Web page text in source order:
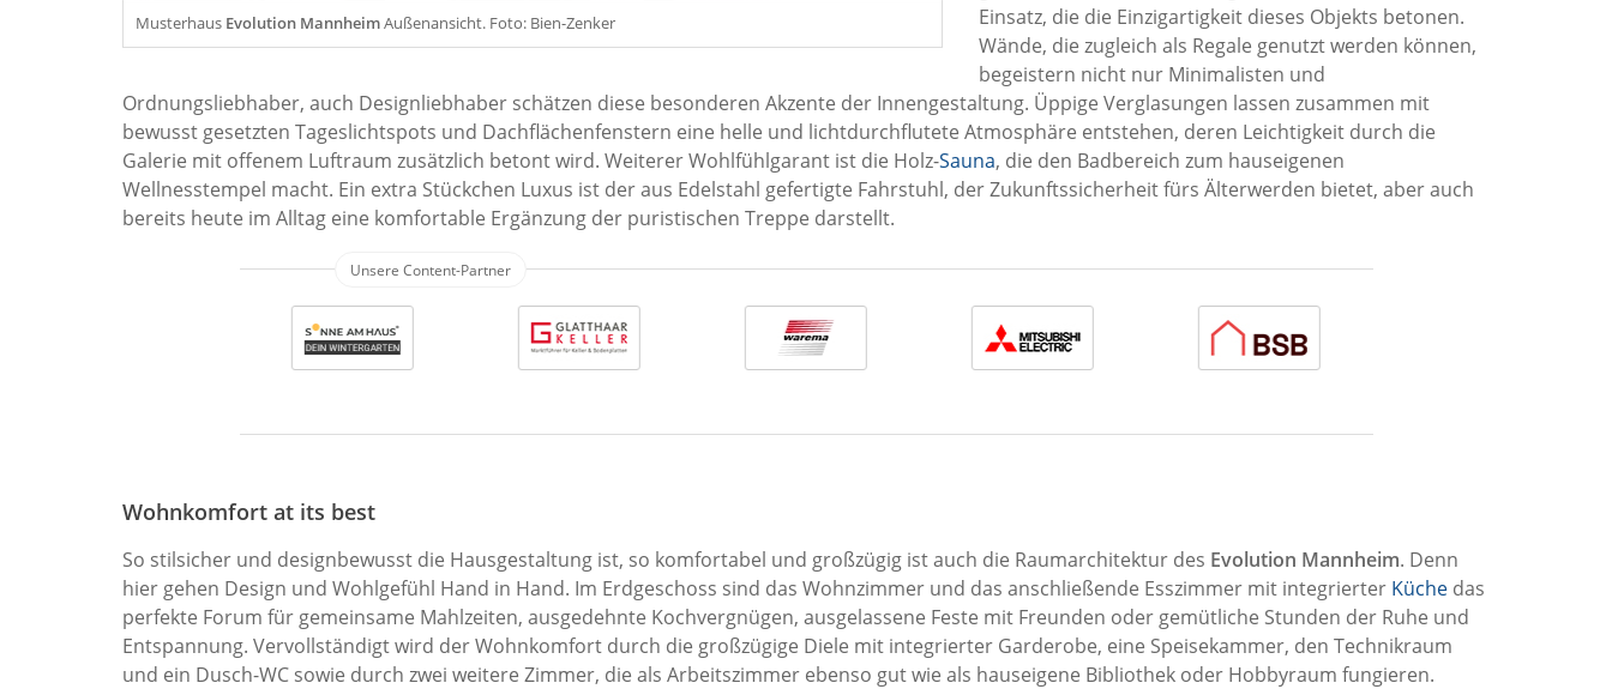
Musterhaus Evolution MannheimAußenansicht. Foto: Bien-Zenker
Einsatz, die die Einzigartigkeit dieses Objekts betonen.
Wände, die zugleich als Regale genutzt werden können,
begeistern nicht nur Minimalisten und
Ordnungsliebhaber, auch Designliebhaber schätzen diese besonderen Akzente der Innengestaltung. Üppige Verglasungen lassen zusammen mit
bewusst gesetzten Tageslichtspots und Dachflächenfenstern eine helle und lichtdurchflutete Atmosphäre entstehen, deren Leichtigkeit durch die
Galerie mit offenem Luftraum zusätzlich betont wird. Weiterer Wohlfühlgarant ist die Holz-Sauna, die den Badbereich zum hauseigenen
Wellnesstempel macht. Ein extra Stückchen Luxus ist der aus Edelstahl gefertigte Fahrstuhl, der Zukunftssicherheit fürs Älterwerden bietet, aber auch
bereits heute im Alltag eine komfortable Ergänzung der puristischen Treppe darstellt.
Wohnkomfort at its best
So stilsicher und designbewusst die Hausgestaltung ist, so komfortabel und großzügig ist auch die Raumarchitektur des Evolution Mannheim. Denn
hier gehen Design und Wohlgefühl Hand in Hand. Im Erdgeschoss sind das Wohnzimmer und das anschließende Esszimmer mit integrierter Küche das
perfekte Forum für gemeinsame Mahlzeiten, ausgedehnte Kochvergnügen, ausgelassene Feste mit Freunden oder gemütliche Stunden der Ruhe und
Entspannung. Vervollständigt wird der Wohnkomfort durch die großzügige Diele mit integrierter Garderobe, eine Speisekammer, den Technikraum
und ein Dusch-WC sowie durch zwei weitere Zimmer, die als Arbeitszimmer ebenso gut wie als hauseigene Bibliothek oder Hobbyraum fungieren.